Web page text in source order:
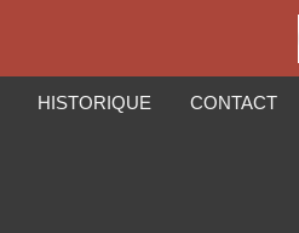
HISTORIQUE CONTACT